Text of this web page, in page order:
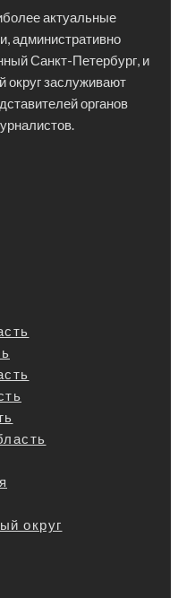
актуальные
административно
Санкт-Петербург, и
заслуживают
органов
округ